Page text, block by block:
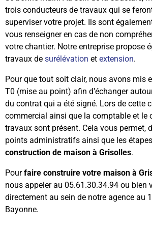
trois conducteurs de travaux qui se
superviser votre projet. Ils sont
vous renseigner en cas de non
votre chantier. Notre entreprise propose
travaux de surélévation et extension.
Pour que tout soit clair, nous avons mis
T0 (mise au point) afin d’échanger
du contrat qui a été signé. Lors de cette
commercial ainsi que la comptable et le
travaux sont présent. Cela vous permet,
points administratifs ainsi que les
construction de maison à Grisolles.
Pourfaire construire votre maison à
nous appeler au 05.61.30.34.94 ou bien
directement au sein de notre agence au
Bayonne.